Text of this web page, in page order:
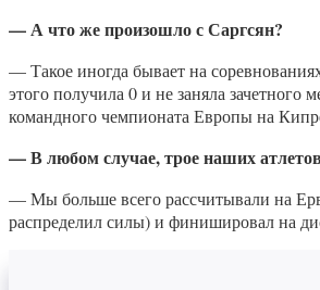
—А что же произошло с Саргсян?
— Такое иногда бывает на
этого получила 0 и не заняла зачетного
командного чемпионата Европы на
— В любом случае, трое наших
— Мы больше всего рассчитывали на
распределил силы) и финишировал на